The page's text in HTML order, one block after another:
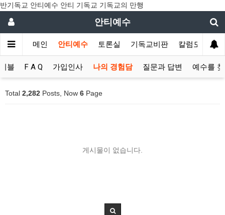
반기독교 안티예수 안티 기독교 기독교의 만행
안티예수
메인 안티예수 토론실 기독교비판 칼럼모음
블 F A Q 가입인사 나의 경험담 질문과 답변 예수를
Total 2,282 Posts, Now 6 Page
게시물이 없습니다.